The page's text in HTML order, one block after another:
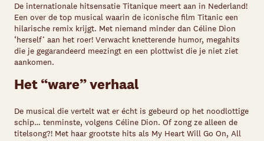
De internationale hitsensatie Titanique meert aan in Nederland!
Een over de top musical waarin de iconische film Titanic een
hilarische remix krijgt. Met niemand minder dan Céline Dion
‘herself’ aan het roer! Verwacht knetterende humor, megahits
die je gegarandeerd meezingt en een plottwist die je niet ziet
aankomen.
Het “ware” verhaal
De musical die vertelt wat er écht is gebeurd op het noodlottige
schip… tenminste, volgens Céline Dion. Of zong ze alleen de
titelsong?! Met haar grootste hits als My Heart Will Go On, All